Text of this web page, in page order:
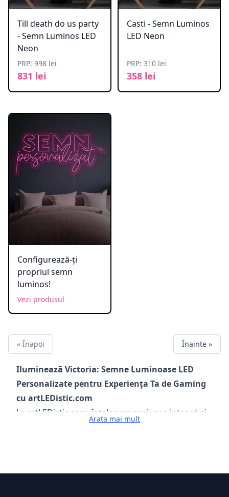
Till death do us party
- Semn Luminos LED
Neon
PRP: 998 lei
831 lei
Casti - Semn Luminos
LED Neon
PRP: 310 lei
358 lei
Configurează-ți
propriul semn
luminos!
Vezi produsul
« Înapoi Înainte »
Iluminează Victoria: Semne Luminoase LED
Personalizate pentru Experiența Ta de Gaming
cu artLEDistic.com
La artLEDistic.com, înțelegem pasiunea intensă și
Arata mai mult